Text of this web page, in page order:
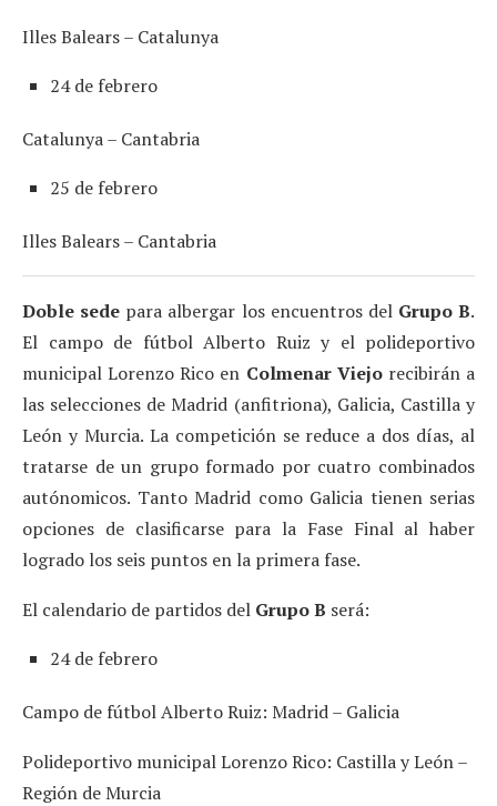
Illes Balears – Catalunya
24 de febrero
Catalunya – Cantabria
25 de febrero
Illes Balears – Cantabria
Doble sede para albergar los encuentros del Grupo B.
El campo de fútbol Alberto Ruiz y el polideportivo
municipal Lorenzo Rico en Colmenar Viejorecibirán a
las selecciones de Madrid (anfitriona), Galicia, Castilla y
León y Murcia. La competición se reduce a dos días, al
tratarse de un grupo formado por cuatro combinados
autónomicos. Tanto Madrid como Galicia tienen serias
opciones de clasificarse para la Fase Final al haber
logrado los seis puntos en la primera fase.
El calendario de partidos del Grupo B será:
24 de febrero
Campo de fútbol Alberto Ruiz: Madrid – Galicia
Polideportivo municipal Lorenzo Rico: Castilla y León –
Región de Murcia